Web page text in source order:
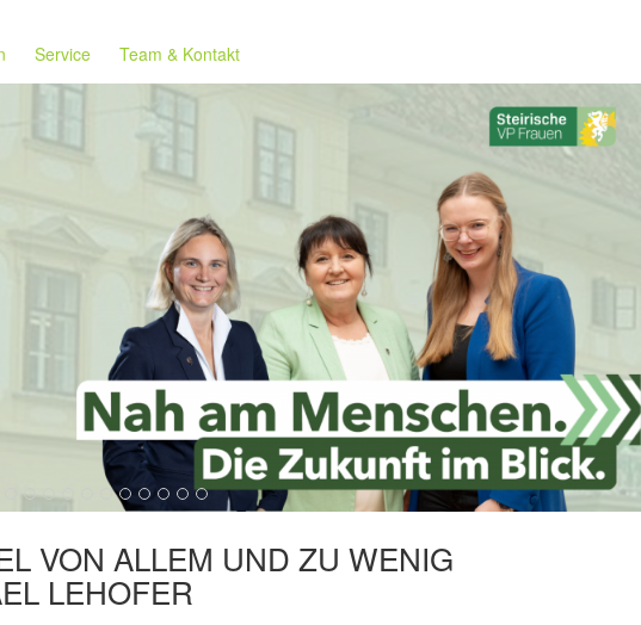
Service Team & Kontakt
VON ALLEM UND ZU WENIG
LEHOFER